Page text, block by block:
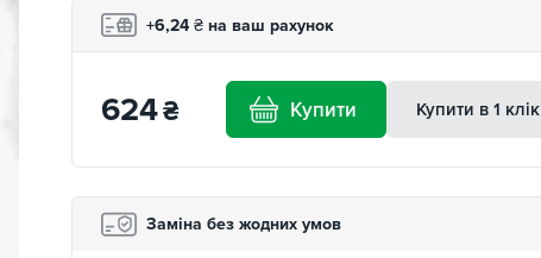
+6,24 ₴ на ваш рахунок
624₴ Купити Купити в 1 клік
Заміна без жодних умов